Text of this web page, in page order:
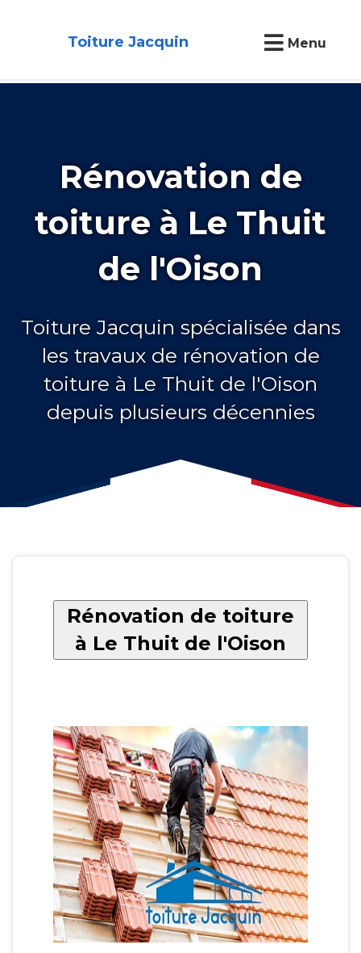
Toiture Jacquin Menu
Rénovation de
toiture à Le Thuit
de l'Oison
Toiture Jacquin spécialisée dans
les travaux de rénovation de
toiture à Le Thuit de l'Oison
depuis plusieurs décennies
Rénovation de toiture
à Le Thuit de l'Oison